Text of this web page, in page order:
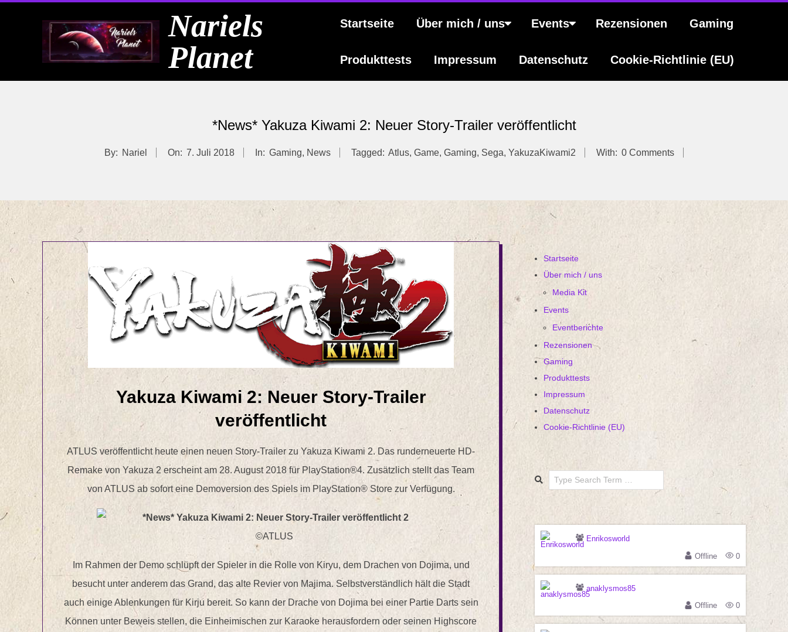
Nariels
Planet
Startseite Über mich / uns Events Rezensionen Gaming
Produkttests Impressum Datenschutz Cookie-Richtlinie (EU)
*News* Yakuza Kiwami 2: Neuer Story-Trailer veröffentlicht
By: Nariel On: 7. Juli 2018 In: Gaming, News Tagged: Atlus, Game, Gaming, Sega, YakuzaKiwami2 With: 0 Comments
Yakuza Kiwami 2: Neuer Story-Trailer
veröffentlicht
ATLUS veröffentlicht heute einen neuen Story-Trailer zu Yakuza Kiwami 2. Das runderneuerte HD-
Remake von Yakuza 2 erscheint am 28. August 2018 für PlayStation®4. Zusätzlich stellt das Team
von ATLUS ab sofort eine Demoversion des Spiels im PlayStation® Store zur Verfügung.
©ATLUS
Im Rahmen der Demo schlüpft der Spieler in die Rolle von Kiryu, dem Drachen von Dojima, und
besucht unter anderem das Grand, das alte Revier von Majima. Selbstverständlich hält die Stadt
auch einige Ablenkungen für Kirju bereit. So kann der Drache von Dojima bei einer Partie Darts sein
Können unter Beweis stellen, die Einheimischen zur Karaoke herausfordern oder seinen Highscore
Startseite
Über mich / uns
Media Kit
Events
Eventberichte
Rezensionen
Gaming
Produkttests
Impressum
Datenschutz
Cookie-Richtlinie (EU)
Search
Enrikosworld
Offline
0
anaklysmos85
Offline
0